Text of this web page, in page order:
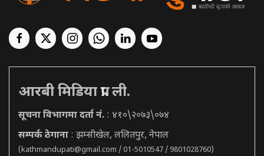
आरबी मिडिया प्रा. ली.
सूचना विभागमा दर्ता नं. : ४१०\२०७३\०७४
सम्पर्क ठेगाना : झम्सीखेल, ललितपुर, नेपाल
(kathmandupati@gmail.com / 01-5010547 / 9801028760)